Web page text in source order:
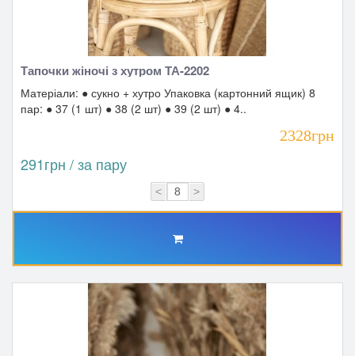
Тапочки жіночі з хутром ТА-2202
Матеріали: ● сукно + хутро Упаковка (картонний ящик) 8
пар: ● 37 (1 шт) ● 38 (2 шт) ● 39 (2 шт) ● 4..
2328грн
291грн / за пару
< >